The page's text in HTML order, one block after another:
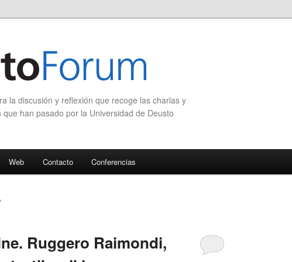
la discusión y reflexión que recoge las charlas y
han pasado por la Universidad de Deusto
Web Contacto Conferencias
Ruggero Raimondi,